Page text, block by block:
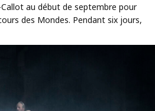
au début de septembre pour
des Mondes. Pendant six jours,